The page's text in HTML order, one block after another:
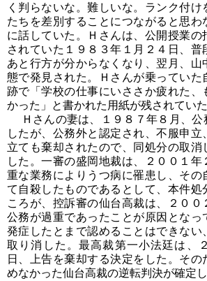
く判らないな。難しいな。ランク付
たちを差別することにつながると思わ
に話していた。Ｈさんは、公開授業の
されていた１９８３年１月２４日、普
あと行方が分からなくなり、翌月、山
態で発見された。Ｈさんが乗っていた
跡で「学校の仕事にいささか疲れた、
かった」と書かれた用紙が残されていた
Ｈさんの妻は、１９８７年８月、公
したが、公務外と認定され、不服申立
立ても棄却されたので、同処分の取消
した。一審の盛岡地裁は、２００１年
重な業務によりうつ病に罹患し、その
て自殺したものであるとして、本件処
ころが、控訴審の仙台高裁は、２００
公務が過重であったことが原因となっ
発症したとまで認めることはできない
取り消した。最高裁第一小法廷は、
日、上告を棄却する決定をした。その
めなかった仙台高裁の逆転判決が確定し